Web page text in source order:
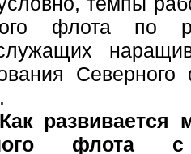
флота по
развивается
флота с